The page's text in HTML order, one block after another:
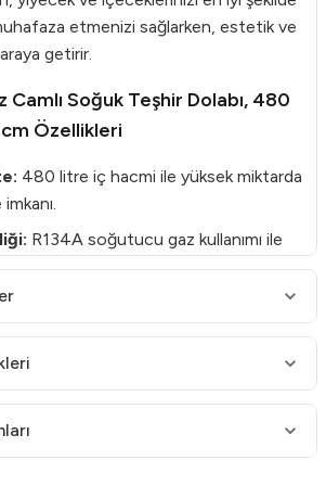
etmenizi sağlarken, estetik ve
getirir.
Soğuk Teşhir Dolabı, 480
Özellikleri
480 litre iç hacmi ile yüksek miktarda
R134A soğutucu gaz kullanımı ile
sağlar.
Teknolojisi:
hassas sıcaklık kontrolü.
10 mm ısıcamlı kullanıcı kısmı ve
ile uzun ömürlü.
Düz camlı tasarımı ile her ortama
şık bir şekilde sergiler.